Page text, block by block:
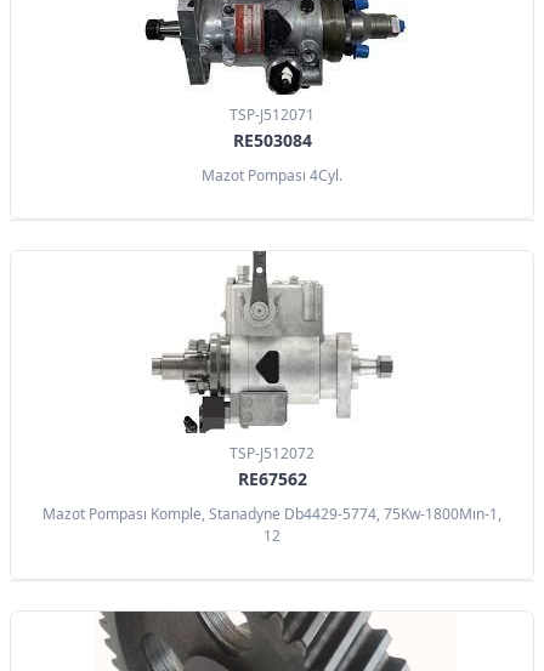
TSP-J512071
RE503084
Mazot Pompası 4Cyl.
TSP-J512072
RE67562
Mazot Pompası Komple, Stanadyne Db4429-5774, 75Kw-1800Mın-1,
12